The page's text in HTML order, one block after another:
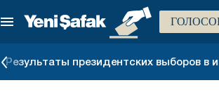
Результаты президентских выборов в